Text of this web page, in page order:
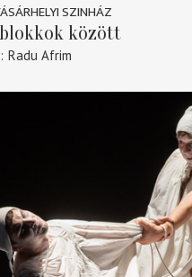
SZINHÁZ
között
Radu Afrim